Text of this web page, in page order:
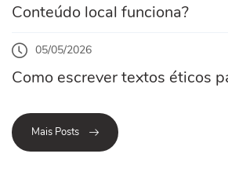
Conteúdo local funciona?
05/05/2026
Como escrever textos éticos
Mais Posts